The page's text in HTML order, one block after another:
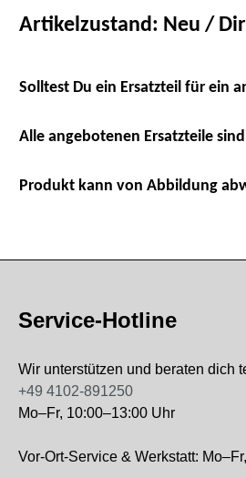
Artikelzustand: Neu /
Solltest Du ein Ersatzteil für ein
Alle angebotenen Ersatzteile
Produkt kann von Abbildung
Service-Hotline
Wir unterstützen und beraten dich
+49 4102-891250
Mo–Fr, 10:00–13:00 Uhr
Vor-Ort-Service & Werkstatt: